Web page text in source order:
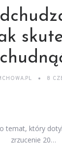
8
temat, który
zrzucenie 20…